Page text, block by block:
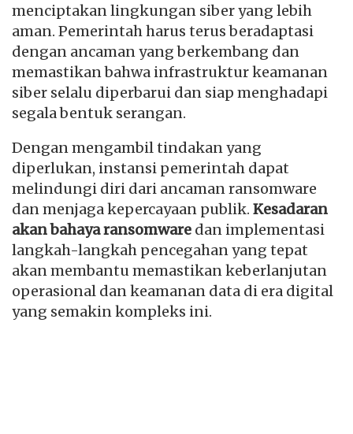
menciptakan lingkungan siber yang lebih
aman. Pemerintah harus terus beradaptasi
dengan ancaman yang berkembang dan
memastikan bahwa infrastruktur keamanan
siber selalu diperbarui dan siap menghadapi
segala bentuk serangan.
Dengan mengambil tindakan yang
diperlukan, instansi pemerintah dapat
melindungi diri dari ancaman ransomware
dan menjaga kepercayaan publik. Kesadaran
akan bahaya ransomware dan implementasi
langkah-langkah pencegahan yang tepat
akan membantu memastikan keberlanjutan
operasional dan keamanan data di era digital
yang semakin kompleks ini.